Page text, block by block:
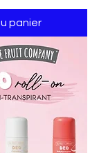
panier